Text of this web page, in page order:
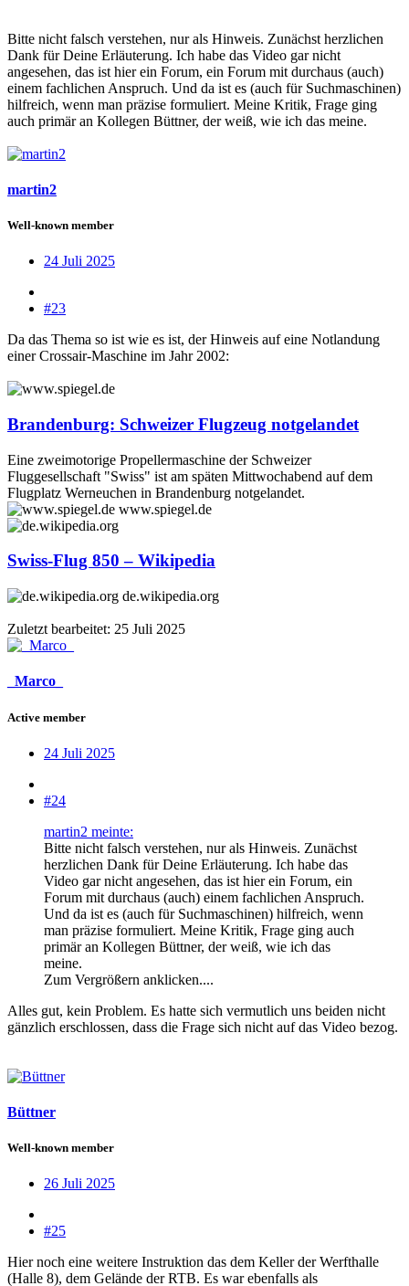
Bitte nicht falsch verstehen, nur als Hinweis. Zunächst herzlichen
Dank für Deine Erläuterung. Ich habe das Video gar nicht
angesehen, das ist hier ein Forum, ein Forum mit durchaus (auch)
einem fachlichen Anspruch. Und da ist es (auch für Suchmaschinen)
hilfreich, wenn man präzise formuliert. Meine Kritik, Frage ging
auch primär an Kollegen Büttner, der weiß, wie ich das meine.
martin2
Well-known member
24 Juli 2025
#23
Da das Thema so ist wie es ist, der Hinweis auf eine Notlandung
einer Crossair-Maschine im Jahr 2002:
Brandenburg: Schweizer Flugzeug notgelandet
Eine zweimotorige Propellermaschine der Schweizer
Fluggesellschaft "Swiss" ist am späten Mittwochabend auf dem
Flugplatz Werneuchen in Brandenburg notgelandet.
www.spiegel.de
Swiss-Flug 850 – Wikipedia
de.wikipedia.org
Zuletzt bearbeitet: 25 Juli 2025
_Marco_
Active member
24 Juli 2025
#24
martin2 meinte:
Bitte nicht falsch verstehen, nur als Hinweis. Zunächst
herzlichen Dank für Deine Erläuterung. Ich habe das
Video gar nicht angesehen, das ist hier ein Forum, ein
Forum mit durchaus (auch) einem fachlichen Anspruch.
Und da ist es (auch für Suchmaschinen) hilfreich, wenn
man präzise formuliert. Meine Kritik, Frage ging auch
primär an Kollegen Büttner, der weiß, wie ich das
meine.
Zum Vergrößern anklicken....
Alles gut, kein Problem. Es hatte sich vermutlich uns beiden nicht
gänzlich erschlossen, dass die Frage sich nicht auf das Video bezog.
Büttner
Well-known member
26 Juli 2025
#25
Hier noch eine weitere Instruktion das dem Keller der Werfthalle
(Halle 8), dem Gelände der RTB. Es war ebenfalls als